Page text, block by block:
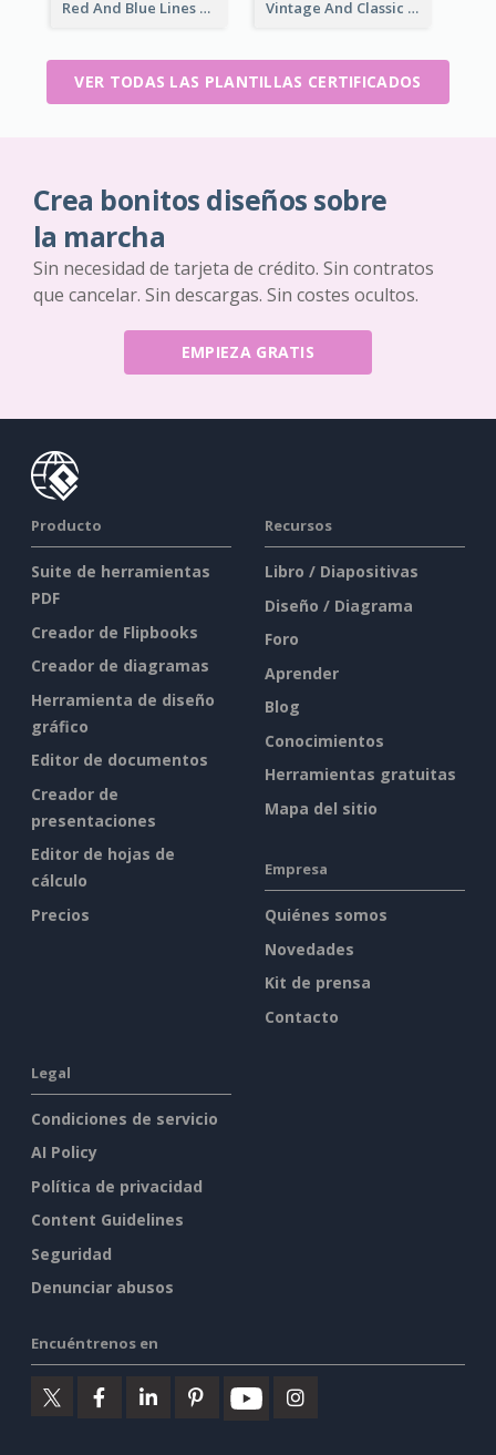
Red And Blue Lines And Badge Completion Certificate Vintage And Classic Vibrant Certificate Design Ideas
VER TODAS LAS PLANTILLAS CERTIFICADOS
Crea bonitos diseños sobre
la marcha
Sin necesidad de tarjeta de crédito. Sin contratos
que cancelar. Sin descargas. Sin costes ocultos.
EMPIEZA GRATIS
Producto
Suite de herramientas
PDF
Creador de Flipbooks
Creador de diagramas
Herramienta de diseño
gráfico
Editor de documentos
Creador de
presentaciones
Editor de hojas de
cálculo
Precios
Recursos
Libro / Diapositivas
Diseño / Diagrama
Foro
Aprender
Blog
Conocimientos
Herramientas gratuitas
Mapa del sitio
Empresa
Quiénes somos
Novedades
Kit de prensa
Contacto
Legal
Condiciones de servicio
AI Policy
Política de privacidad
Content Guidelines
Seguridad
Denunciar abusos
Encuéntrenos en